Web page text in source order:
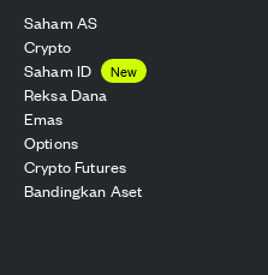
Saham AS
Crypto
Saham ID
New
Reksa Dana
Emas
Options
Crypto Futures
Bandingkan Aset